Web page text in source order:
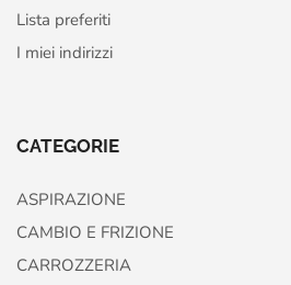
Lista preferiti
I miei indirizzi
CATEGORIE
ASPIRAZIONE
CAMBIO E FRIZIONE
CARROZZERIA